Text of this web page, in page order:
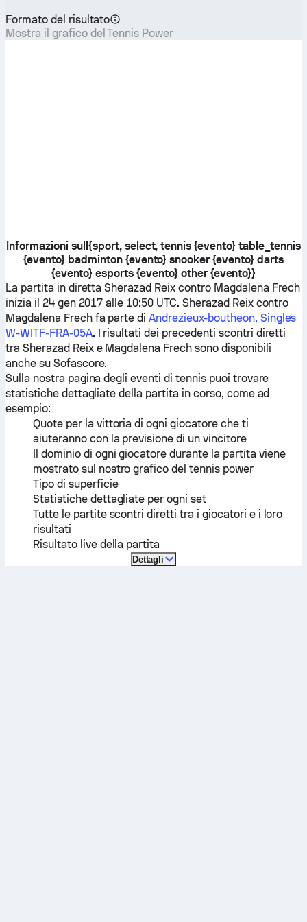
Formato del risultato
Mostra il grafico del Tennis Power
Informazioni sull{sport, select, tennis {evento} table_tennis
{evento} badminton {evento} snooker {evento} darts
{evento} esports {evento} other {evento}}
La partita in direttaSherazad Reix contro Magdalena Frech
inizia il 24 gen 2017 alle 10:50 UTC. Sherazad Reixcontro
Magdalena Frechfa parte diAndrezieux-boutheon, Singles
W-WITF-FRA-05A. I risultati dei precedenti scontri diretti
tra Sherazad Reixe Magdalena Frech sono disponibili
anche su Sofascore.
Sulla nostra pagina degli eventi di tennis puoi trovare
statistiche dettagliate della partita in corso, come ad
esempio:
Quote per la vittoria di ogni giocatore che ti
aiuteranno con la previsione di un vincitore
Il dominio di ogni giocatore durante la partita viene
mostrato sul nostro grafico del tennis power
Tipo di superficie
Statistiche dettagliate per ogni set
Tutte le partite scontri diretti tra i giocatori e i loro
risultati
Risultato live della partita
Dettagli